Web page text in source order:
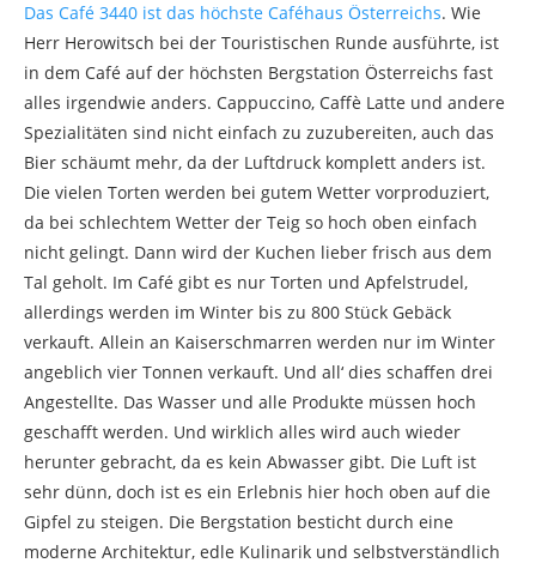
Das Café 3440 ist das höchste Caféhaus Österreichs. Wie
Herr Herowitsch bei der Touristischen Runde ausführte, ist
in dem Café auf der höchsten Bergstation Österreichs fast
alles irgendwie anders. Cappuccino, Caffè Latte und andere
Spezialitäten sind nicht einfach zu zuzubereiten, auch das
Bier schäumt mehr, da der Luftdruck komplett anders ist.
Die vielen Torten werden bei gutem Wetter vorproduziert,
da bei schlechtem Wetter der Teig so hoch oben einfach
nicht gelingt. Dann wird der Kuchen lieber frisch aus dem
Tal geholt. Im Café gibt es nur Torten und Apfelstrudel,
allerdings werden im Winter bis zu 800 Stück Gebäck
verkauft. Allein an Kaiserschmarren werden nur im Winter
angeblich vier Tonnen verkauft. Und all‘ dies schaffen drei
Angestellte. Das Wasser und alle Produkte müssen hoch
geschafft werden. Und wirklich alles wird auch wieder
herunter gebracht, da es kein Abwasser gibt. Die Luft ist
sehr dünn, doch ist es ein Erlebnis hier hoch oben auf die
Gipfel zu steigen. Die Bergstation besticht durch eine
moderne Architektur, edle Kulinarik und selbstverständlich